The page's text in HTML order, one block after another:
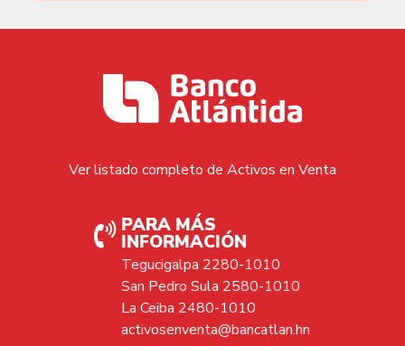
Ver listado completo de Activos en Venta
PARA MÁS
INFORMACIÓN
Tegucigalpa 2280-1010
San Pedro Sula 2580-1010
La Ceiba 2480-1010
activosenventa@bancatlan.hn